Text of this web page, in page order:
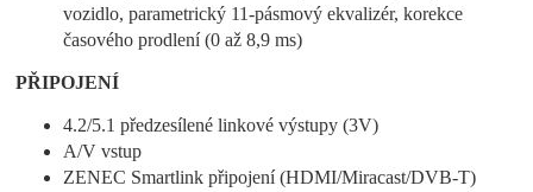
vozidlo, parametrický 11-pásmový ekvalizér, korekce
časového prodlení (0 až 8,9 ms)
PŘIPOJENÍ
4.2/5.1 předzesílené linkové výstupy (3V)
A/V vstup
ZENEC Smartlink připojení (HDMI/Miracast/DVB-T)